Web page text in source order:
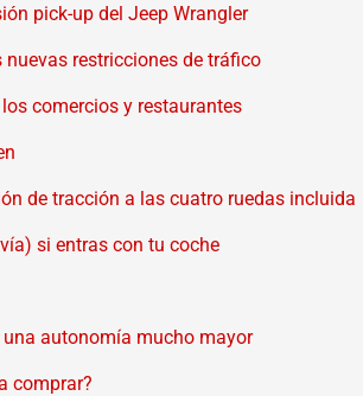
pick-up del Jeep Wrangler
restricciones de tráfico
comercios y restaurantes
de tracción a las cuatro ruedas incluida
si entras con tu coche
una autonomía mucho mayor
comprar?